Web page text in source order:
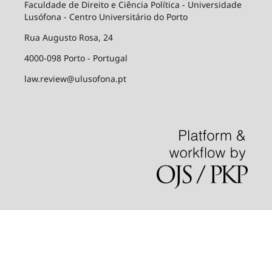
Faculdade de Direito e Ciência Política - Universidade
Lusófona - Centro Universitário do Porto
Rua Augusto Rosa, 24
4000-098 Porto - Portugal
law.review@ulusofona.pt